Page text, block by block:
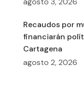
Recaudos por
financiarán
Cartagena
agosto 2, 2026